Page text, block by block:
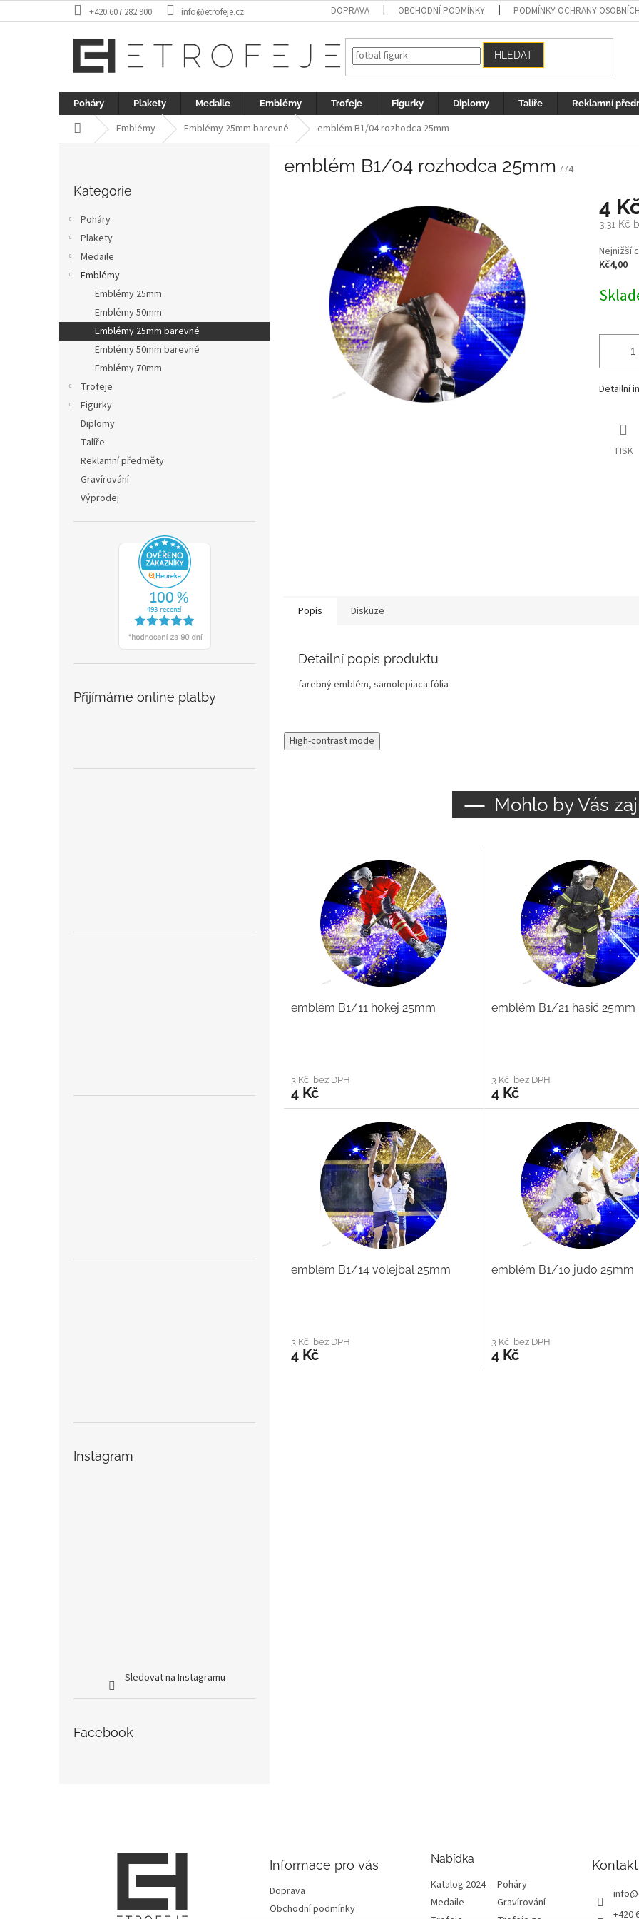
na
+420 607 282 900 info@etrofeje.cz DOPRAVA OBCHODNÍ PODMÍNKY PODMÍNKY OCHRANY
HLEDAT
Poháry Plakety Medaile Emblémy Trofeje Figurky Diplomy Talíře Reklamní
Domů Emblémy Emblémy 25mm barevné emblém B1/04 rozhodca 25mm
n
e
kategorie
Kategorie
Poháry
Plakety
Medaile
Emblémy
Emblémy 25mm
Emblémy 50mm
Emblémy 25mm barevné
Emblémy 50mm barevné
Emblémy 70mm
Trofeje
Figurky
Diplomy
Talíře
Reklamní předměty
Gravírování
Výprodej
Přijímáme online platby
Instagram
Sledovat na Instagramu
Facebook
emblém B1/04 rozhodca 25mm 774
4
3,31 Kč
Měrná
cena:
Nejnižší
Kč4,00
Detailní
TISK
Popis Diskuze
Detailní popis produktu
farebný emblém, samolepiaca fólia
High-contrast mode
Mohlo by Vás
emblém B1/11 hokej 25mm
3 Kč bez DPH
4 Kč
emblém B1/21 hasič 25mm
3 Kč bez DPH
4 Kč
emblém B1/14 volejbal 25mm
3 Kč bez DPH
4 Kč
emblém B1/10 judo 25mm
3 Kč bez DPH
4 Kč
Informace pro vás
Doprava
Obchodní podmínky
Nabídka
Katalog 2024
Poháry
Medaile
Gravírování
Kontakt
info@
+420